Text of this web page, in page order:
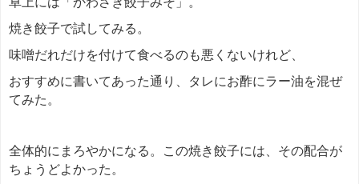
焼き餃子で試してみる。
味噌だれだけを付けて食べるのも悪くないけれど、
おすすめに書いてあった通り、タレにお酢にラー油を混ぜ
てみた。
全体的にまろやかになる。この焼き餃子には、その配合が
ちょうどよかった。